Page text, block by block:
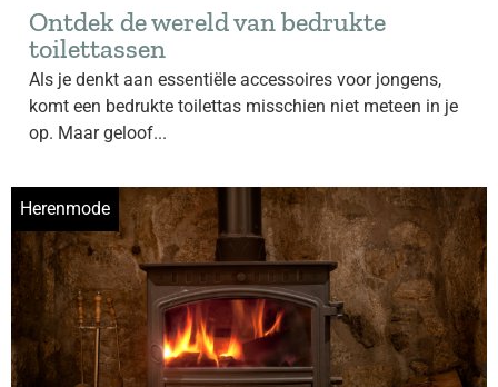
Ontdek de wereld van bedrukte
toilettassen
Als je denkt aan essentiële accessoires voor jongens,
komt een bedrukte toilettas misschien niet meteen in je
op. Maar geloof...
Herenmode